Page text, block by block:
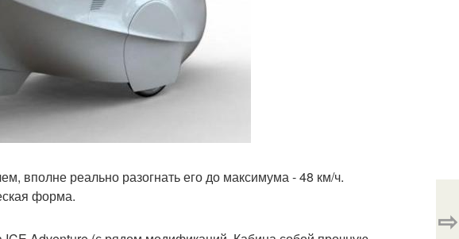
вполне реально разогнать его до максимума - 48 км/ч.
форма.
⇨